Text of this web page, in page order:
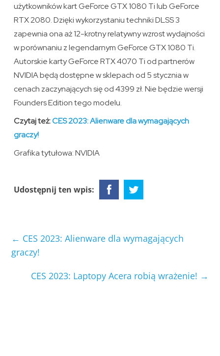
użytkowników kart GeForce GTX 1080 Ti lub GeForce
RTX 2080. Dzięki wykorzystaniu techniki DLSS 3
zapewnia ona aż 12-krotny relatywny wzrost wydajności
w porównaniu z legendarnym GeForce GTX 1080 Ti.
Autorskie karty GeForce RTX 4070 Ti od partnerów
NVIDIA będą dostępne w sklepach od 5 stycznia w
cenach zaczynających się od 4399 zł. Nie będzie wersji
Founders Edition tego modelu.
Czytaj też:CES 2023: Alienware dla wymagających
graczy!
Grafika tytułowa: NVIDIA
Udostępnij ten wpis:
← CES 2023: Alienware dla wymagających
graczy!
CES 2023: Laptopy Acera robią wrażenie! →